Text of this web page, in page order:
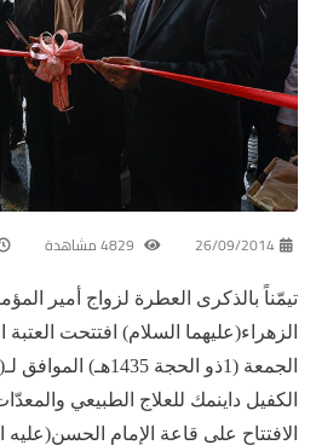
26/09/2014
تيمّناً بالذكرى العطرة لزواج أمير
الزهراء(عليهما السلام) افتتحت
الكفيل داينمك للعلاج الطبيعي
الافتتاح على قاعة الإمام